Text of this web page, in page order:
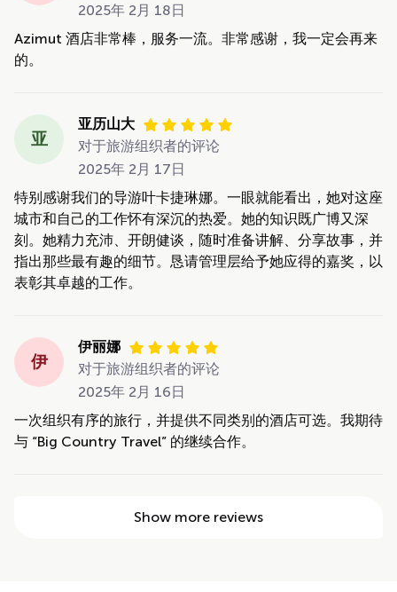
2025年 2月 18日
Azimut 酒店非常棒，服务一流。非常感谢，我一定会再来
的。
亚
亚历山大
对于旅游组织者的评论
2025年 2月 17日
特别感谢我们的导游叶卡捷琳娜。一眼就能看出，她对这座
城市和自己的工作怀有深沉的热爱。她的知识既广博又深
刻。她精力充沛、开朗健谈，随时准备讲解、分享故事，并
指出那些最有趣的细节。恳请管理层给予她应得的嘉奖，以
表彰其卓越的工作。
伊
伊丽娜
对于旅游组织者的评论
2025年 2月 16日
一次组织有序的旅行，并提供不同类别的酒店可选。我期待
与 “Big Country Travel” 的继续合作。
Show more reviews